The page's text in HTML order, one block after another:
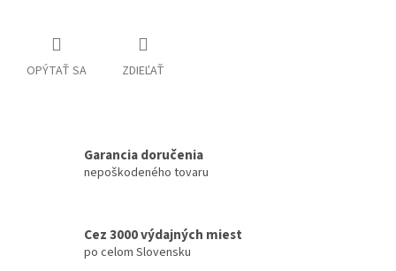
OPÝTAŤ SA ZDIEĽAŤ
Garancia doručenia
nepoškodeného tovaru
Cez 3000 výdajných miest
po celom Slovensku